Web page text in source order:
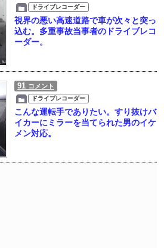
ドライブレコーダー
視界の悪い高速道路で車が次々と突っ
込む。多重事故当事者のドライブレコ
ーダー。
91 コメント
ドライブレコーダー
こんな運転手でありたい。すり抜けバ
イカーにミラーを当てられた男のイケ
メン対応。